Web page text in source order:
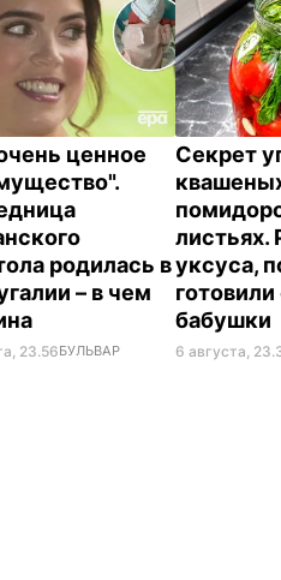
ценное
родилась в
– в чем
23.56БУЛЬВАР
Секрет
листьях.
уксуса,
бабушки
6 августа,